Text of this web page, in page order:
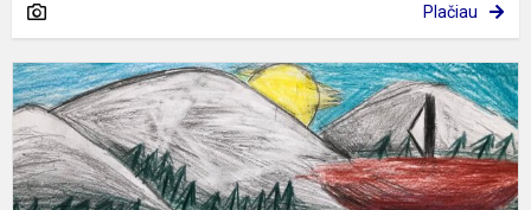
Plačiau